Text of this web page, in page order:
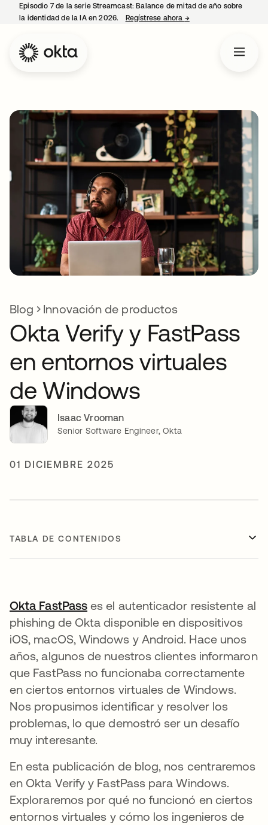
Episodio 7 de la serie Streamcast: Balance de mitad de año sobre
la identidad de la IA en 2026.
Regístrese ahora →se abre en una
Blog Innovación de productos
Okta Verify y FastPass
en entornos virtuales
de Windows
Isaac Vrooman
Senior Software Engineer, Okta
01 DICIEMBRE 2025
TABLA DE CONTENIDOS
Okta FastPass es el autenticador resistente al
phishing de Okta disponible en dispositivos
iOS, macOS, Windows y Android. Hace unos
años, algunos de nuestros clientes informaron
que FastPass no funcionaba correctamente
en ciertos entornos virtuales de Windows.
Nos propusimos identificar y resolver los
problemas, lo que demostró ser un desafío
muy interesante.
En esta publicación de blog, nos centraremos
en Okta Verify y FastPass para Windows.
Exploraremos por qué no funcionó en ciertos
entornos virtuales y cómo los ingenieros de